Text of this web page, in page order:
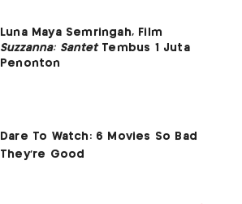
Luna Maya Semringah, Film
Suzzanna: SantetTembus 1 Juta
Penonton